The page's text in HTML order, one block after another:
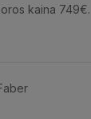
kaina 749€.